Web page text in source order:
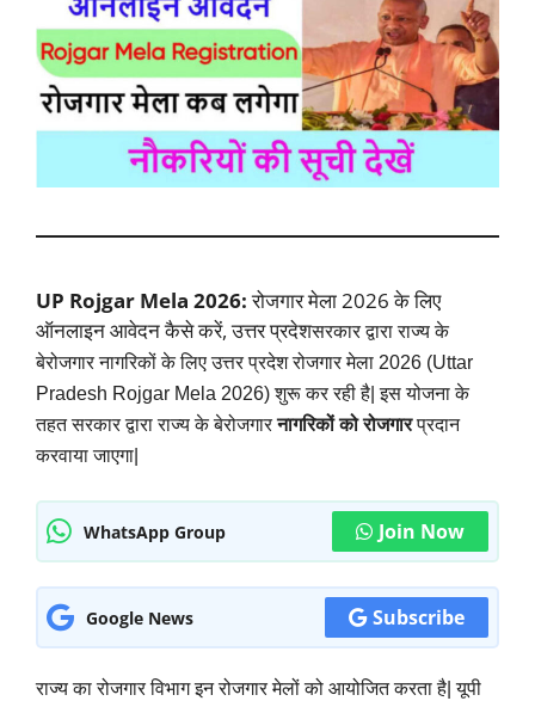
UP Rojgar Mela 2026:रोजगार मेला 2026 के लिए
ऑनलाइन आवेदन कैसे करें, उत्तर प्रदेशसरकार द्वारा राज्य के
बेरोजगार नागरिकों के लिए उत्तर प्रदेश रोजगार मेला 2026 (Uttar
Pradesh Rojgar Mela 2026) शुरू कर रही है| इस योजना के
तहत सरकार द्वारा राज्य के बेरोजगारनागरिकों को रोजगारप्रदान
करवाया जाएगा|
WhatsApp Group Join Now
Google News Subscribe
राज्य का रोजगार विभाग इन रोजगार मेलों को आयोजित करता है| यूपी